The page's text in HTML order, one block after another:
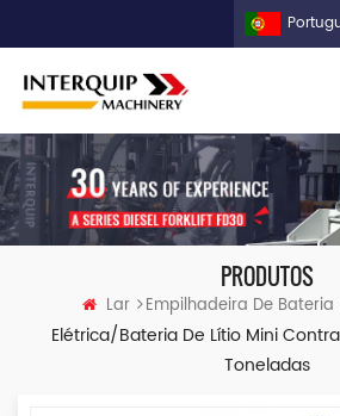
PRODUTOS
Lar Empilhadeira De Bateria
Elétrica/bateria De Lítio Mini
Toneladas